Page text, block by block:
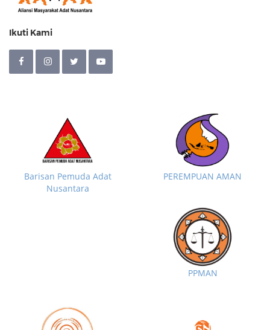
Ikuti Kami
Barisan Pemuda Adat
Nusantara
PEREMPUAN AMAN
PPMAN